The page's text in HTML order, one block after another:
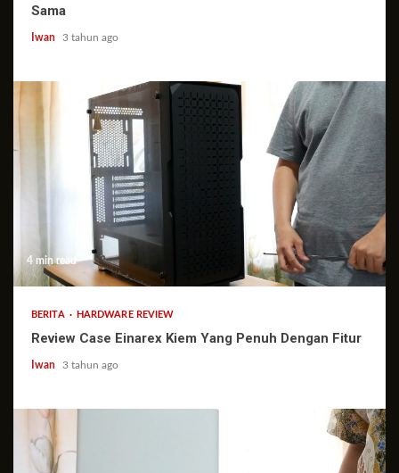
Sama
Iwan 3 tahun ago
4 min read
BERITA HARDWARE REVIEW
Review Case Einarex Kiem Yang Penuh Dengan Fitur
Iwan 3 tahun ago